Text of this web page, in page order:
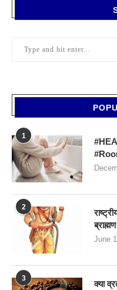
1
2
June
3
क्या